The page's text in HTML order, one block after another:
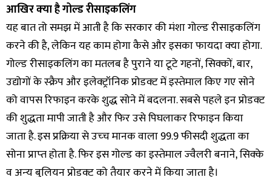
आखिर क्‍या है गोल्‍ड रीसाइकलिंग
यह बात तो समझ में आती है कि सरकार की मंशा गोल्‍ड रीसाइकलिंग
करने की है, लेकिन यह काम होगा कैसे और इसका फायदा क्‍या होगा.
गोल्‍ड रीसाइकलिंग का मतलब है पुराने या टूटे गहनों, सिक्‍कों, बार,
उद्योगों के स्‍क्रैप और इलेक्‍ट्रॉनिक प्रोडक्‍ट में इस्‍तेमाल किए गए सोने
को वापस रिफाइन करके शुद्ध सोने में बदलना. सबसे पहले इन प्रोडक्‍ट
की शुद्धता मापी जाती है और फिर उसे पिघलाकर रिफाइन किया
जाता है. इस प्रक्रिया से उच्‍च मानक वाला 99.9 फीसदी शुद्धता का
सोना प्राप्‍त होता है. फिर इस गोल्‍ड का इस्‍तेमाल ज्‍वैलरी बनाने, सिक्‍के
व अन्‍य बुलियन प्रोडक्‍ट को तैयार करने में किया जाता है।